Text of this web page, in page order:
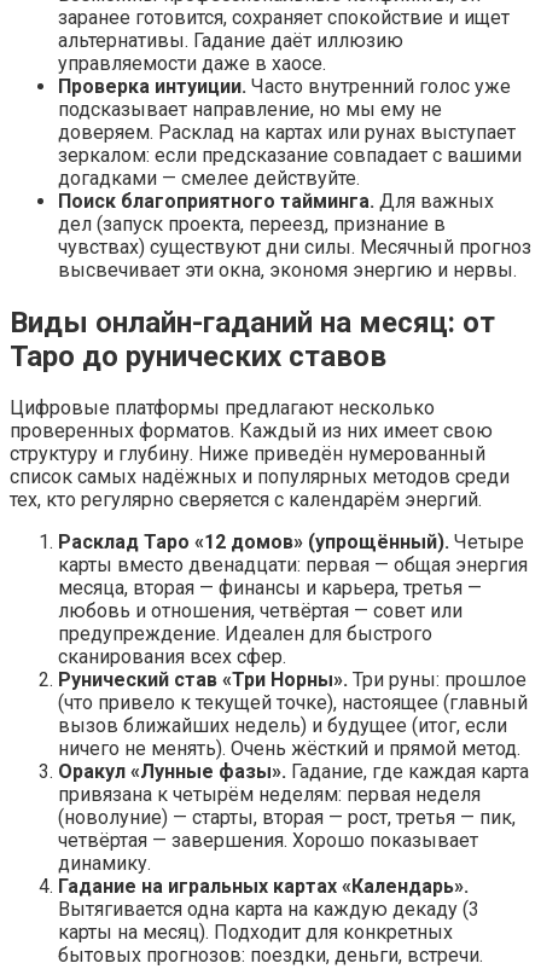
заранее готовится, сохраняет спокойствие и ищет
альтернативы. Гадание даёт иллюзию
управляемости даже в хаосе.
Проверка интуиции. Часто внутренний голос уже
подсказывает направление, но мы ему не
доверяем. Расклад на картах или рунах выступает
зеркалом: если предсказание совпадает с вашими
догадками — смелее действуйте.
Поиск благоприятного тайминга. Для важных
дел (запуск проекта, переезд, признание в
чувствах) существуют дни силы. Месячный прогноз
высвечивает эти окна, экономя энергию и нервы.
Виды онлайн-гаданий на месяц: от
Таро до рунических ставов
Цифровые платформы предлагают несколько
проверенных форматов. Каждый из них имеет свою
структуру и глубину. Ниже приведён нумерованный
список самых надёжных и популярных методов среди
тех, кто регулярно сверяется с календарём энергий.
Расклад Таро «12 домов» (упрощённый). Четыре
карты вместо двенадцати: первая — общая энергия
месяца, вторая — финансы и карьера, третья —
любовь и отношения, четвёртая — совет или
предупреждение. Идеален для быстрого
сканирования всех сфер.
Рунический став «Три Норны». Три руны: прошлое
(что привело к текущей точке), настоящее (главный
вызов ближайших недель) и будущее (итог, если
ничего не менять). Очень жёсткий и прямой метод.
Оракул «Лунные фазы». Гадание, где каждая карта
привязана к четырём неделям: первая неделя
(новолуние) — старты, вторая — рост, третья — пик,
четвёртая — завершения. Хорошо показывает
динамику.
Гадание на игральных картах «Календарь».
Вытягивается одна карта на каждую декаду (3
карты на месяц). Подходит для конкретных
бытовых прогнозов: поездки, деньги, встречи.